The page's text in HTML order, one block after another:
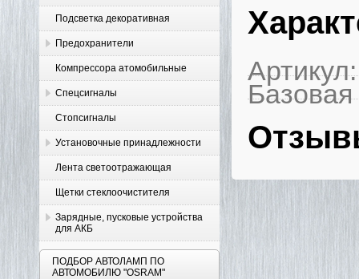
Подсветка декоративная
Предохранители
Компрессора атомобильные
Спецсигналы
Стопсигналы
Установочные принадлежности
Лента светоотражающая
Щетки стеклоочистителя
Зарядные, пусковые устройства
для АКБ
ПОДБОР АВТОЛАМП ПО
АВТОМОБИЛЮ "OSRAM"
Артикул: